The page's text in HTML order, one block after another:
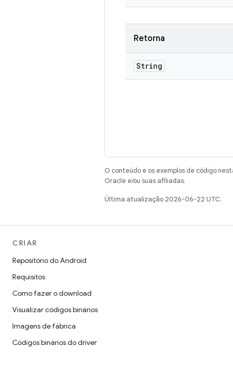
Retorna
String
O conteúdo e os exemplos de código
Oracle e/ou suas afiliadas.
Última atualização 2026-06-22 UTC.
CRIAR
Repositório do Android
Requisitos
Como fazer o download
Visualizar códigos binários
Imagens de fábrica
Códigos binários do driver